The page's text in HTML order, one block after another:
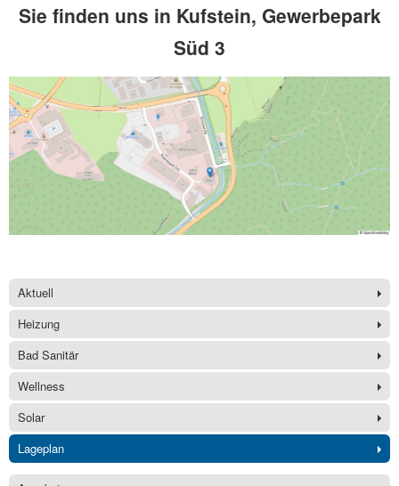
Sie finden uns in Kufstein, Gewerbepark
Süd 3
Aktuell
Heizung
Bad Sanitär
Wellness
Solar
Lageplan